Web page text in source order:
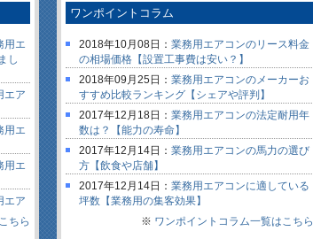
用エ
し
エア
用エ
用エ
エア
た！
ちら
ワンポイントコラム
2018年10月08日： 業務用エアコンのリース料金
の相場価格【設置工事費は安い？】
2018年09月25日： 業務用エアコンのメーカーお
すすめ比較ランキング【シェアや評判】
2017年12月18日： 業務用エアコンの法定耐用年
数は？【能力の寿命】
2017年12月14日： 業務用エアコンの馬力の選び
方【飲食や店舗】
2017年12月14日： 業務用エアコンに適している
坪数【業務用の集客効果】
2017年12月13日：業務用エアコンのリースのメ
※ ワンポイントコラム一覧はこちら